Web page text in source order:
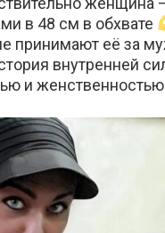
в 48 см в обхвате
принимают её за
внутренней
и женственностью